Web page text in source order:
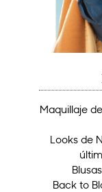
Maquillaje
Looks de
Back to